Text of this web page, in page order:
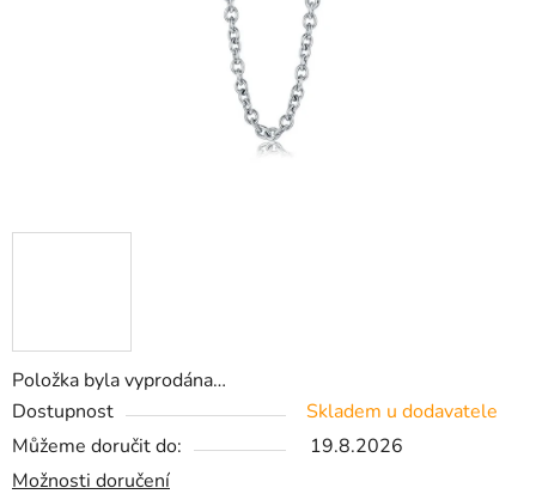
Položka byla vyprodána…
Dostupnost
Skladem u dodavatele
Můžeme doručit do:
19.8.2026
Možnosti doručení